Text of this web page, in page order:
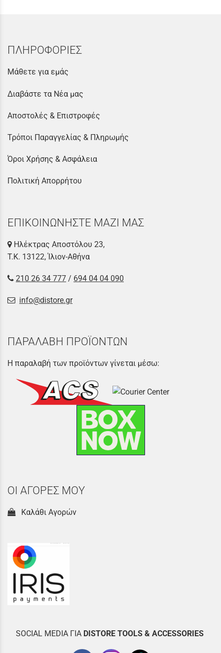
ΠΛΗΡΟΦΟΡΙΕΣ
Μάθετε για εμάς
Διαβάστε τα Νέα μας
Αποστολές & Επιστροφές
Τρόποι Παραγγελίας & Πληρωμής
Όροι Χρήσης & Ασφάλεια
Πολιτική Απορρήτου
ΕΠΙΚΟΙΝΩΝΗΣΤΕ ΜΑΖΙ ΜΑΣ
Ηλέκτρας Αποστόλου 23,
Τ.Κ. 13122, Ίλιον-Αθήνα
210 26 34 777 / 694 04 04 090
info@distore.gr
ΠΑΡΑΛΑΒΗ ΠΡΟΪΟΝΤΩΝ
Η παραλαβή των προϊόντων γίνεται μέσω:
ΟΙ ΑΓΟΡΕΣ ΜΟΥ
Καλάθι Αγορών
SOCIAL MEDIA ΓΙΑ DISTORE TOOLS & ACCESSORIES